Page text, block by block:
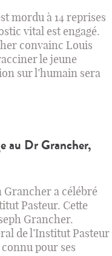
mordu à 14 reprises
vital est engagé.
convainc Louis
le jeune
sur l’humain sera
au Dr Grancher,
Grancher a célébré
Pasteur. Cette
Grancher.
de l’Institut Pasteur
pour ses